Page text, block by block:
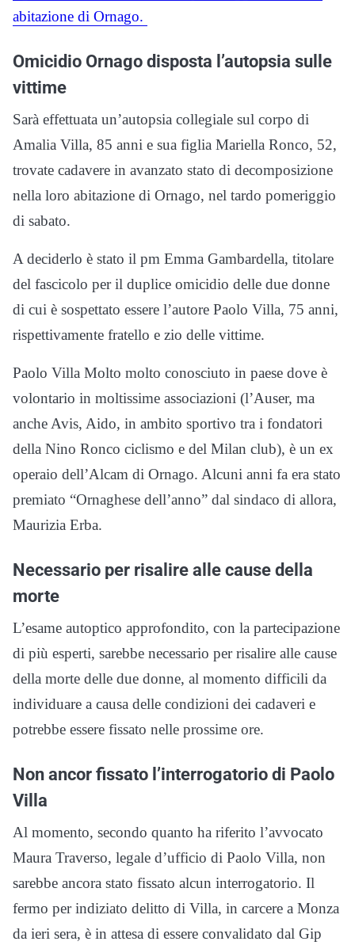
abitazione di Ornago.
Omicidio Ornago disposta l’autopsia sulle
vittime
Sarà effettuata un’autopsia collegiale sul corpo di
Amalia Villa, 85 anni e sua figlia Mariella Ronco, 52,
trovate cadavere in avanzato stato di decomposizione
nella loro abitazione di Ornago, nel tardo pomeriggio
di sabato.
A deciderlo è stato il pm Emma Gambardella, titolare
del fascicolo per il duplice omicidio delle due donne
di cui è sospettato essere l’autore Paolo Villa, 75 anni,
rispettivamente fratello e zio delle vittime.
Paolo Villa Molto molto conosciuto in paese dove è
volontario in moltissime associazioni (l’Auser, ma
anche Avis, Aido, in ambito sportivo tra i fondatori
della Nino Ronco ciclismo e del Milan club), è un ex
operaio dell’Alcam di Ornago. Alcuni anni fa era stato
premiato “Ornaghese dell’anno” dal sindaco di allora,
Maurizia Erba.
Necessario per risalire alle cause della
morte
L’esame autoptico approfondito, con la partecipazione
di più esperti, sarebbe necessario per risalire alle cause
della morte delle due donne, al momento difficili da
individuare a causa delle condizioni dei cadaveri e
potrebbe essere fissato nelle prossime ore.
Non ancor fissato l’interrogatorio di Paolo
Villa
Al momento, secondo quanto ha riferito l’avvocato
Maura Traverso, legale d’ufficio di Paolo Villa, non
sarebbe ancora stato fissato alcun interrogatorio. Il
fermo per indiziato delitto di Villa, in carcere a Monza
da ieri sera, è in attesa di essere convalidato dal Gip